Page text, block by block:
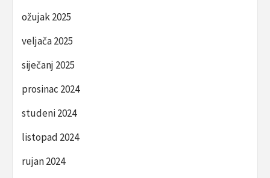
ožujak 2025
veljača 2025
siječanj 2025
prosinac 2024
studeni 2024
listopad 2024
rujan 2024